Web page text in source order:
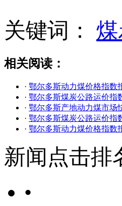
关键词：
相关阅读：
· 鄂尔多斯动力煤价格指数
· 鄂尔多斯煤炭公路运价指
· 鄂尔多斯产地动力煤市场
· 鄂尔多斯煤炭公路运价指
· 鄂尔多斯动力煤价格指数
新闻点击排
•